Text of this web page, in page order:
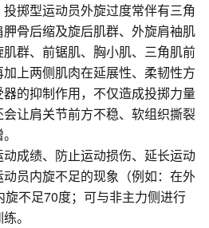
掷型运动员外旋过度常伴有三角
骨后缩及旋后肌群、外旋肩袖肌
群、前锯肌、胸小肌、三角肌前
上两侧肌肉在延展性、柔韧性方
的抑制作用，不仅造成投掷力量
让肩关节前方不稳、软组织撕裂
成绩、防止运动损伤、延长运动
员内旋不足的现象（例如：在外
不足70度；可与非主力侧进行
。